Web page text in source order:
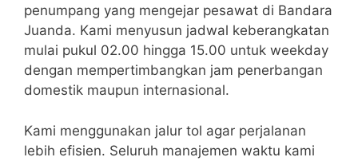
penumpang yang mengejar pesawat di Bandara
Juanda. Kami menyusun jadwal keberangkatan
mulai pukul 02.00 hingga 15.00 untuk weekday
dengan mempertimbangkan jam penerbangan
domestik maupun internasional.
Kami menggunakan jalur tol agar perjalanan
lebih efisien. Seluruh manajemen waktu kami